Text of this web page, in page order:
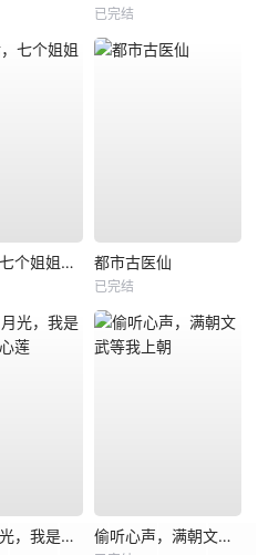
已完结
崛起后，七个姐姐悔不当初 都市古医仙
已完结
什么白月光，我是他们的黑心莲 偷听心声，满朝文武等我上朝